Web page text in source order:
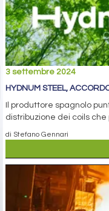
3 settembre 2024
HYDNUM STEEL,
Il produttore spagnolo
distribuzione dei coils
di Stefano Gennari